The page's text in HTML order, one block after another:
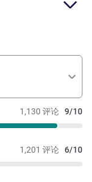
1,130 评论 9/10
1,201 评论 6/10